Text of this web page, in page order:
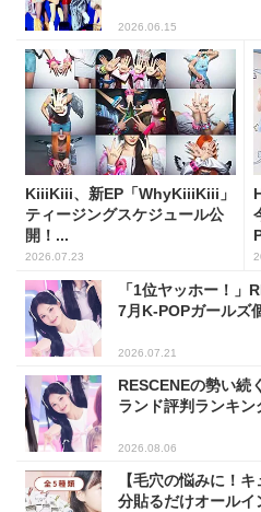
2026.06.15
KiiiKiii、新EP「WhyKiiiKiii」
ティージングスケジュール公
開！...
2026.07.23
「1位ヤッホー！」
7月K-POPガールズ
2026.07.21
RESCENEの勢い続
ランド評判ランキン
2026.08.06
【毛穴の悩みに！
分貼るだけオールイ